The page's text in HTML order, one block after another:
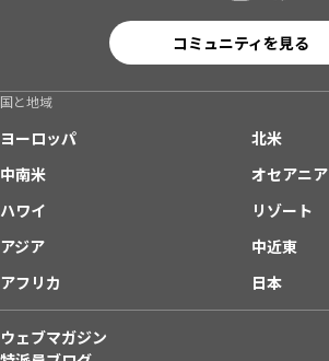
コミュニティを見る
国と地域
ヨーロッパ
北米
中南米
オセアニア
ハワイ
リゾート
アジア
中近東
アフリカ
日本
ウェブマガジン